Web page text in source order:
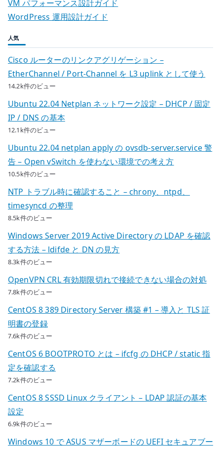
VM パフォーマンス設計ガイド
WordPress 運用設計ガイド
人気
Cisco ルーターのリンクアグリゲーション –
EtherChannel / Port-Channel を L3 uplink として使う
14.2k件のビュー
Ubuntu 22.04 Netplan ネットワーク設定 – DHCP / 固定
IP / DNS の基本
12.1k件のビュー
Ubuntu 22.04 netplan apply の ovsdb-server.service 警
告 – Open vSwitch を使わない環境での考え方
10.5k件のビュー
NTP トラブル時に確認すること – chrony、ntpd、
timesyncd の整理
8.5k件のビュー
Windows Server 2019 Active Directory の LDAP を確認
する方法 – ldifde と DN の見方
8.3k件のビュー
OpenVPN CRL 有効期限切れで接続できない場合の対処
7.8k件のビュー
CentOS 8 389 Directory Server 構築 #1 – 導入と TLS 証
明書の登録
7.6k件のビュー
CentOS 6 BOOTPROTO とは – ifcfg の DHCP / static 指
定を確認する
7.2k件のビュー
CentOS 8 SSSD Linux クライアント – LDAP 認証の基本
設定
6.9k件のビュー
Windows 10 で ASUS マザーボードの UEFI セキュアブー